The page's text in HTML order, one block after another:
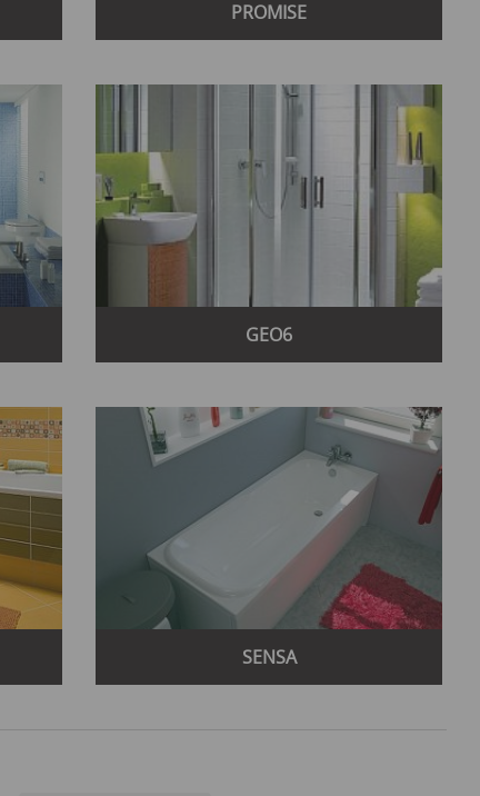
PROMISE
GEO6
SENSA